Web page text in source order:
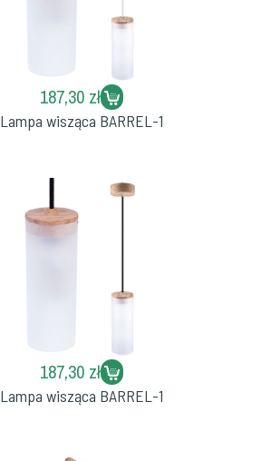
187,30 zł
Lampa wisząca BARREL-1
187,30 zł
Lampa wisząca BARREL-1